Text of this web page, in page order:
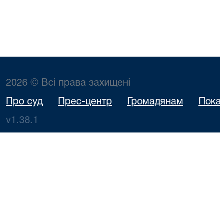
2026 © Всі права захищені
Про суд Прес-центр Громадянам
v1.38.1